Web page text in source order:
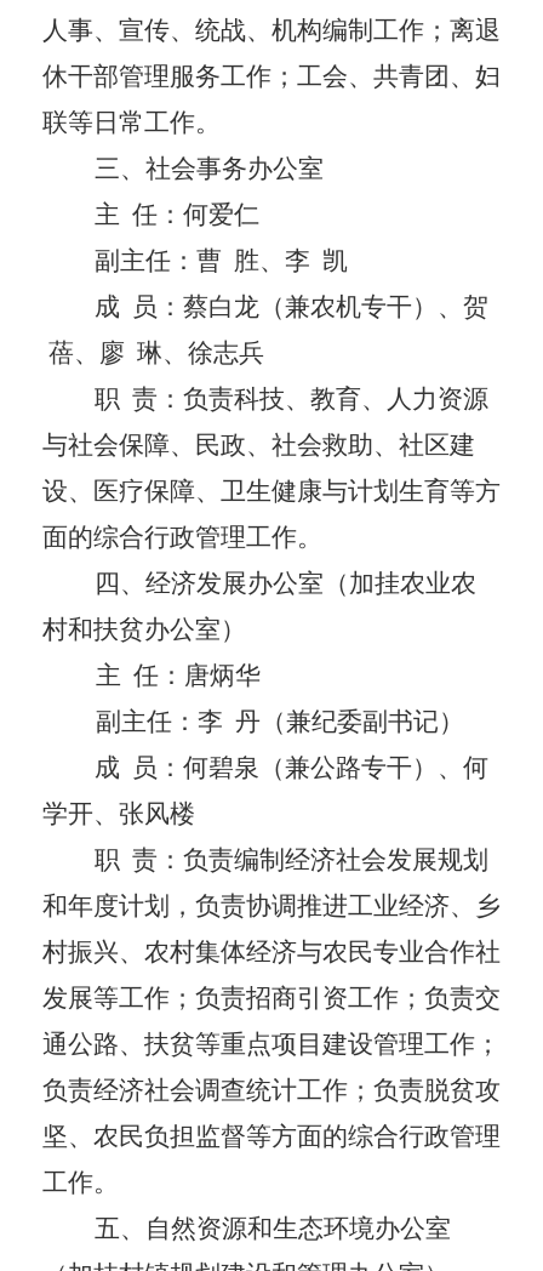
人事、宣传、统战、机构编制工作；离退
休干部管理服务工作；工会、共青团、妇
联等日常工作。
三、社会事务办公室
主 任：何爱仁
副主任：曹 胜、李 凯
成
员：蔡白龙（兼农机专干）、贺
蓓、廖 琳、徐志兵
职 责：负责科技、教育、人力资源
与社会保障、民政、社会救助、社区建
设、医疗保障、卫生健康与计划生育等方
面的综合行政管理工作。
四、 经济发展办公室 （加挂农业农
村和扶贫办公室）
主 任： 唐炳华
副主任：李 丹（兼纪委副书记）
成
员： 何碧泉（兼公路专干）、何
学开、张风楼
职 责：负责编制经济社会发展规划
和年度计划，负责协调推进工业经济、乡
村振兴、农村集体经济与农民专业合作社
发展等工作；负责招商引资工作；负责交
通公路、扶贫等重点项目建设管理工作；
负责经济社会调查统计工作；负责脱贫攻
坚、农民负担监督等方面的综合行政管理
工作。
五、
自然资源和生态环境办公室